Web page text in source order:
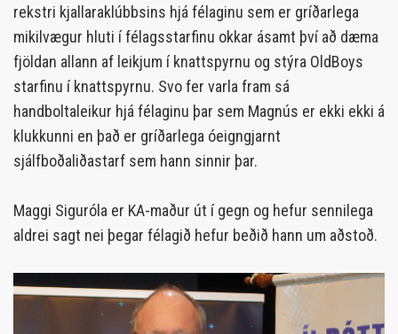
rekstri kjallaraklúbbsins hjá félaginu sem er gríðarlega
mikilvægur hluti í félagsstarfinu okkar ásamt því að dæma
fjöldan allann af leikjum í knattspyrnu og stýra OldBoys
starfinu í knattspyrnu. Svo fer varla fram sá
handboltaleikur hjá félaginu þar sem Magnús er ekki ekki á
klukkunni en það er gríðarlega óeigngjarnt
sjálfboðaliðastarf sem hann sinnir þar.
Maggi Siguróla er KA-maður út í gegn og hefur sennilega
aldrei sagt nei þegar félagið hefur beðið hann um aðstoð.